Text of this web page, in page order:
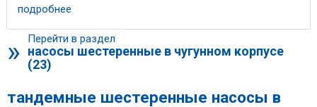
подробнее
» Перейти в раздел
насосы шестеренные в чугунном корпусе
(23)
тандемные шестеренные насосы в